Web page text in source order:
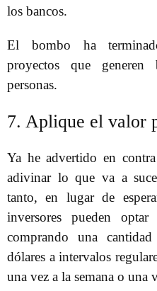
los bancos.
El bombo ha
proyectos que generen
personas.
7. Aplique el valor
Ya he advertido en
adivinar lo que va a
tanto, en lugar de
inversores pueden
comprando una
dólares a intervalos
una vez a la semana o una